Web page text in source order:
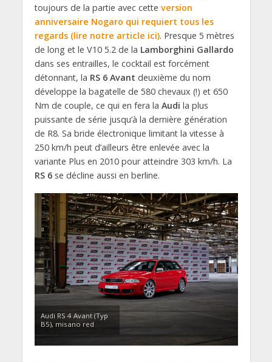
toujours de la partie avec cette version
anniversaire Nogaro qui requiert tous les
regards (lire notre article ici). Presque 5 mètres
de long et le V10 5.2 de la Lamborghini Gallardo
dans ses entrailles, le cocktail est forcément
détonnant, la RS 6 Avant deuxième du nom
développe la bagatelle de 580 chevaux (!) et 650
Nm de couple, ce qui en fera la Audi la plus
puissante de série jusqu’à la dernière génération
de R8. Sa bride électronique limitant la vitesse à
250 km/h peut d’ailleurs être enlevée avec la
variante Plus en 2010 pour atteindre 303 km/h. La
RS 6se décline aussi en berline.
Audi RS 4 Avant (Typ
B5), misano red